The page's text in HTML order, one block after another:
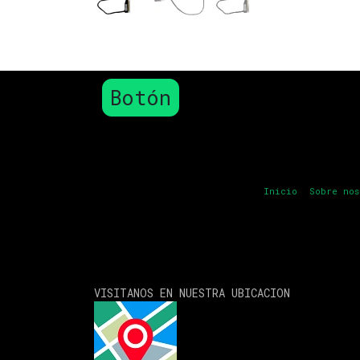
Inicio Sobre
Botón
VISITANOS EN NUESTRA UBICACION